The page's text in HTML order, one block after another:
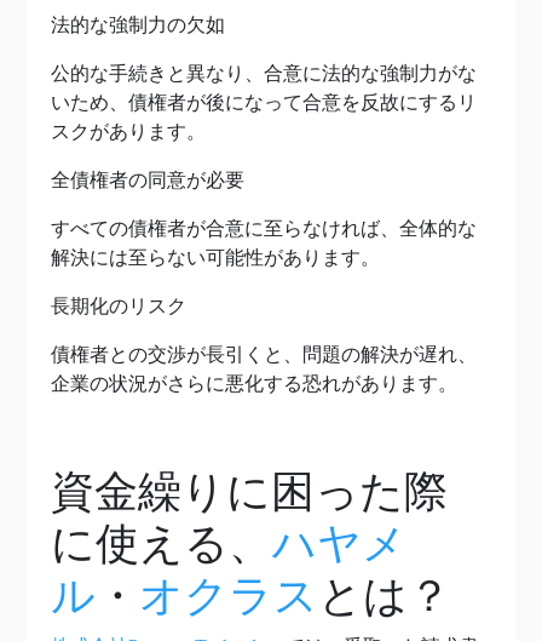
法的な強制力の欠如
公的な手続きと異なり、合意に法的な強制力がな
いため、債権者が後になって合意を反故にするリ
スクがあります。
全債権者の同意が必要
すべての債権者が合意に至らなければ、全体的な
解決には至らない可能性があります。
長期化のリスク
債権者との交渉が長引くと、問題の解決が遅れ、
企業の状況がさらに悪化する恐れがあります。
資金繰りに困った際
に使える、 ハヤメ
ル ・ オクラス とは？